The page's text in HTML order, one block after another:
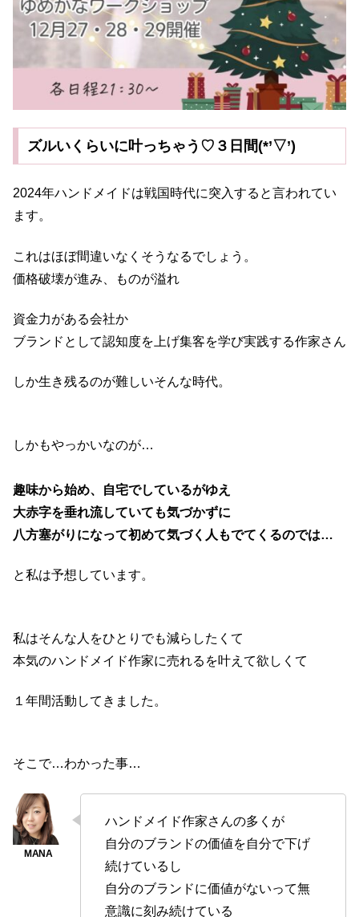
ズルいくらいに叶っちゃう♡３日間(*’▽’)
2024年ハンドメイドは戦国時代に突入すると言われてい
ます。
これはほぼ間違いなくそうなるでしょう。
価格破壊が進み、ものが溢れ
資金力がある会社か
ブランドとして認知度を上げ集客を学び実践する作家さん
しか生き残るのが難しいそんな時代。
しかもやっかいなのが…
趣味から始め、自宅でしているがゆえ
大赤字を垂れ流していても気づかずに
八方塞がりになって初めて気づく人もでてくるのでは…
と私は予想しています。
私はそんな人をひとりでも減らしたくて
本気のハンドメイド作家に売れるを叶えて欲しくて
１年間活動してきました。
そこで…わかった事…
ハンドメイド作家さんの多くが
自分のブランドの価値を自分で下げ
続けているし
自分のブランドに価値がないって無
意識に刻み続けている